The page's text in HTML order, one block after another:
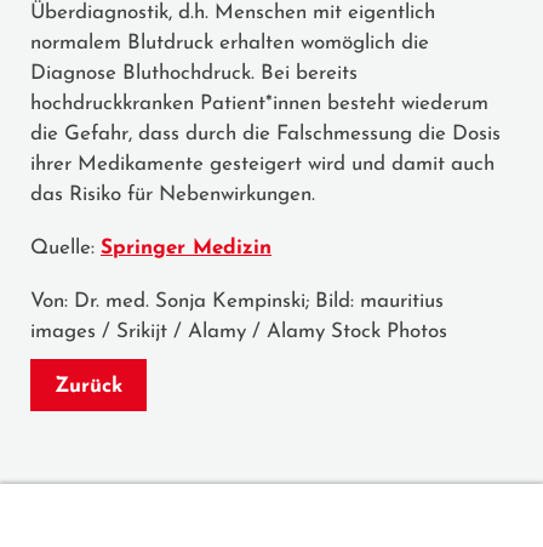
Überdiagnostik, d.h. Menschen mit eigentlich
normalem Blutdruck erhalten womöglich die
Diagnose Bluthochdruck. Bei bereits
hochdruckkranken Patient*innen besteht wiederum
die Gefahr, dass durch die Falschmessung die Dosis
ihrer Medikamente gesteigert wird und damit auch
das Risiko für Nebenwirkungen.
Quelle: Springer Medizin
Von: Dr. med. Sonja Kempinski; Bild: mauritius
images / Srikijt / Alamy / Alamy Stock Photos
Zurück